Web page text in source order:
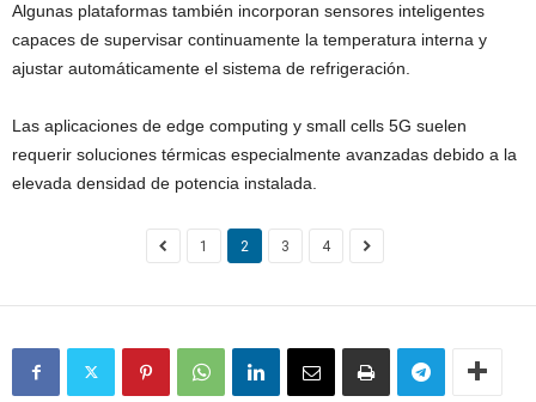
Algunas plataformas también incorporan sensores inteligentes
capaces de supervisar continuamente la temperatura interna y
ajustar automáticamente el sistema de refrigeración.
Las aplicaciones de edge computing y small cells 5G suelen
requerir soluciones térmicas especialmente avanzadas debido a la
elevada densidad de potencia instalada.
1 2 3 4